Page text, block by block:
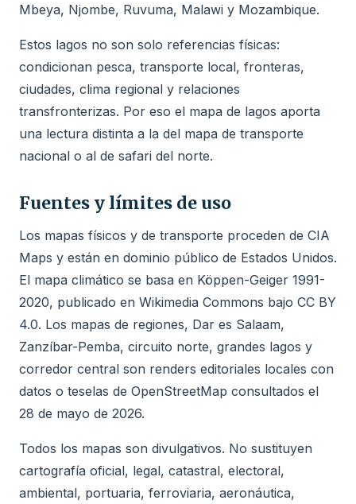
Mbeya, Njombe, Ruvuma, Malawi y Mozambique.
Estos lagos no son solo referencias físicas:
condicionan pesca, transporte local, fronteras,
ciudades, clima regional y relaciones
transfronterizas. Por eso el mapa de lagos aporta
una lectura distinta a la del mapa de transporte
nacional o al de safari del norte.
Fuentes y límites de uso
Los mapas físicos y de transporte proceden de CIA
Maps y están en dominio público de Estados Unidos.
El mapa climático se basa en Köppen-Geiger 1991-
2020, publicado en Wikimedia Commons bajo CC BY
4.0. Los mapas de regiones, Dar es Salaam,
Zanzíbar-Pemba, circuito norte, grandes lagos y
corredor central son renders editoriales locales con
datos o teselas de OpenStreetMap consultados el
28 de mayo de 2026.
Todos los mapas son divulgativos. No sustituyen
cartografía oficial, legal, catastral, electoral,
ambiental, portuaria, ferroviaria, aeronáutica,